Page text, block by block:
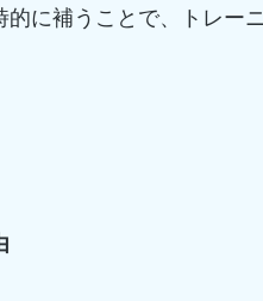
に補うことで、トレー